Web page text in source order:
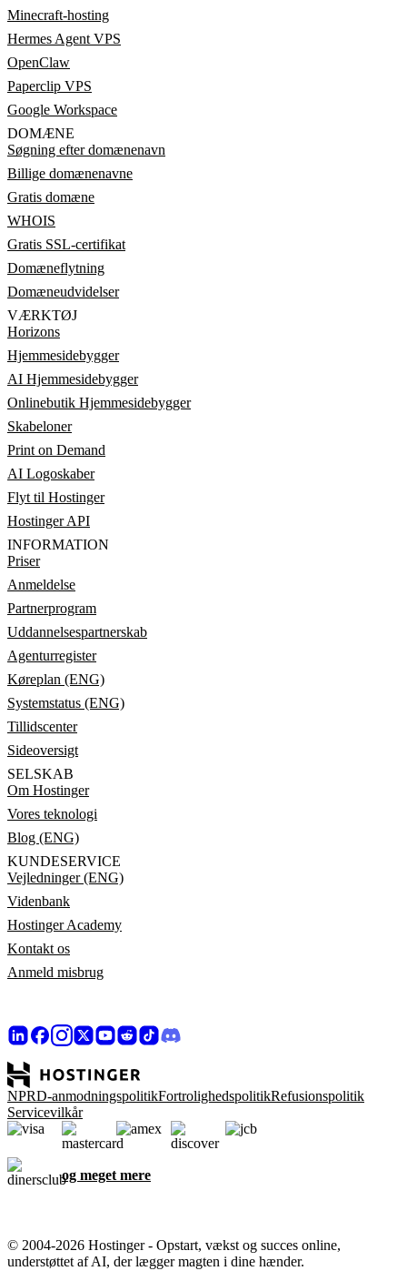
Minecraft-hosting
Hermes Agent VPS
OpenClaw
Paperclip VPS
Google Workspace
DOMÆNE
Søgning efter domænenavn
Billige domænenavne
Gratis domæne
WHOIS
Gratis SSL-certifikat
Domæneflytning
Domæneudvidelser
VÆRKTØJ
Horizons
Hjemmesidebygger
AI Hjemmesidebygger
Onlinebutik Hjemmesidebygger
Skabeloner
Print on Demand
AI Logoskaber
Flyt til Hostinger
Hostinger API
INFORMATION
Priser
Anmeldelse
Partnerprogram
Uddannelsespartnerskab
Agenturregister
Køreplan (ENG)
Systemstatus (ENG)
Tillidscenter
Sideoversigt
SELSKAB
Om Hostinger
Vores teknologi
Blog (ENG)
KUNDESERVICE
Vejledninger (ENG)
Videnbank
Hostinger Academy
Kontakt os
Anmeld misbrug
NPRD-anmodningspolitikFortrolighedspolitikRefusionspolitik
Servicevilkår
og meget mere
© 2004-2026 Hostinger - Opstart, vækst og succes online,
understøttet af AI, der lægger magten i dine hænder.